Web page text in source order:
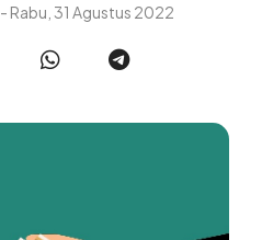
- Rabu, 31 Agustus 2022